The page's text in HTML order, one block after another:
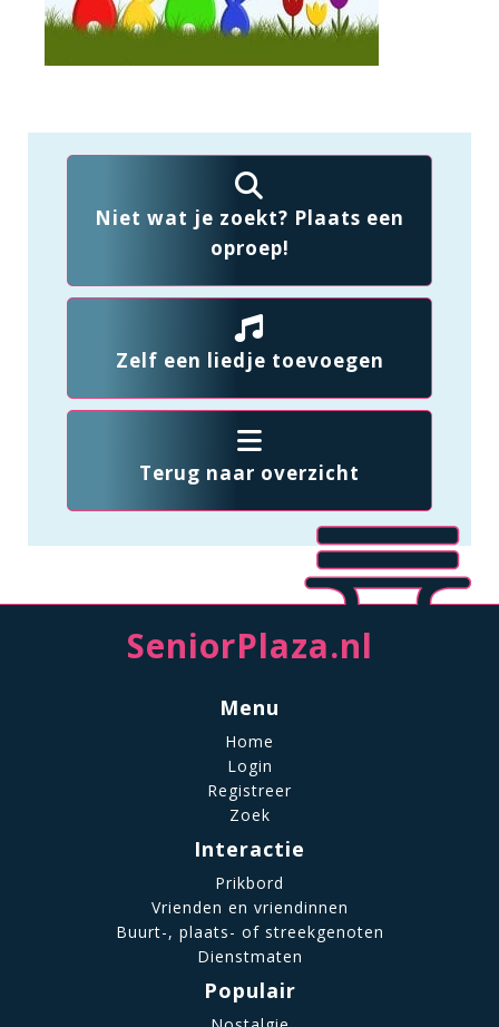
Niet wat je zoekt? Plaats een
oproep!
Zelf een liedje toevoegen
Terug naar overzicht
SeniorPlaza.nl
Menu
Home
Login
Registreer
Zoek
Interactie
Prikbord
Vrienden en vriendinnen
Buurt-, plaats- of streekgenoten
Dienstmaten
Populair